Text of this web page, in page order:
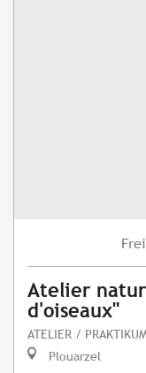
Atelier
d'oiseaux"
ATELIER /
Plouarzel